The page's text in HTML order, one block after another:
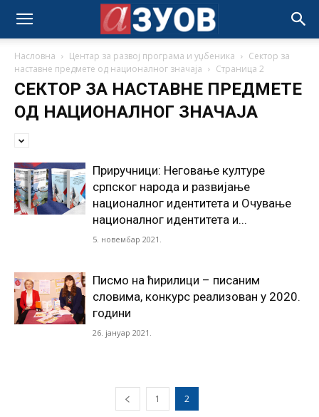
Насловна Центар за развој програма и уџбеника
Сектор за
наставне предмете од националног значаја
Страница 2
СЕКТОР ЗА НАСТАВНЕ ПРЕДМЕТЕ
ОД НАЦИОНАЛНОГ ЗНАЧАЈА
Приручници: Неговање културе
српског народа и развијање
националног идентитета и Очување
националног идентитета и...
5. новембар 2021.
Писмо на ћирилици – писаним
словима, конкурс реализован у 2020.
години
26. јануар 2021.
1 2